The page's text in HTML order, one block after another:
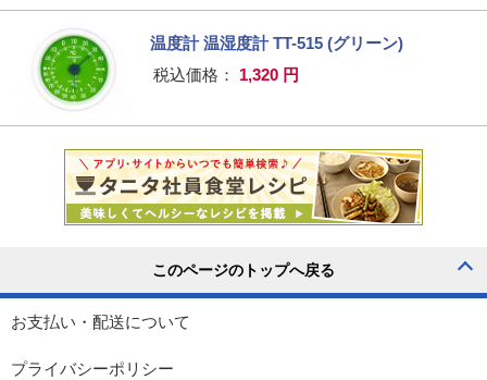
温度計 温湿度計 TT-515 (グリーン)
税込価格：
1,320 円
お支払い・配送について
プライバシーポリシー